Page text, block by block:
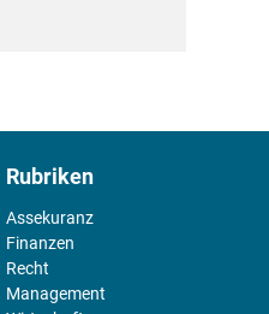
Rubriken
Assekuranz
Finanzen
Recht
Management